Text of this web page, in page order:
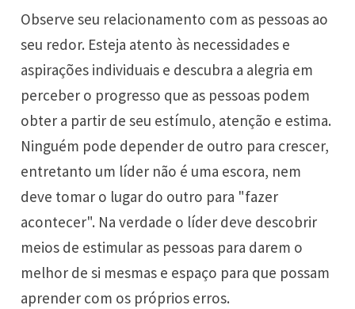
Observe seu relacionamento com as pessoas ao
seu redor. Esteja atento às necessidades e
aspirações individuais e descubra a alegria em
perceber o progresso que as pessoas podem
obter a partir de seu estímulo, atenção e estima.
Ninguém pode depender de outro para crescer,
entretanto um líder não é uma escora, nem
deve tomar o lugar do outro para "fazer
acontecer". Na verdade o líder deve descobrir
meios de estimular as pessoas para darem o
melhor de si mesmas e espaço para que possam
aprender com os próprios erros.